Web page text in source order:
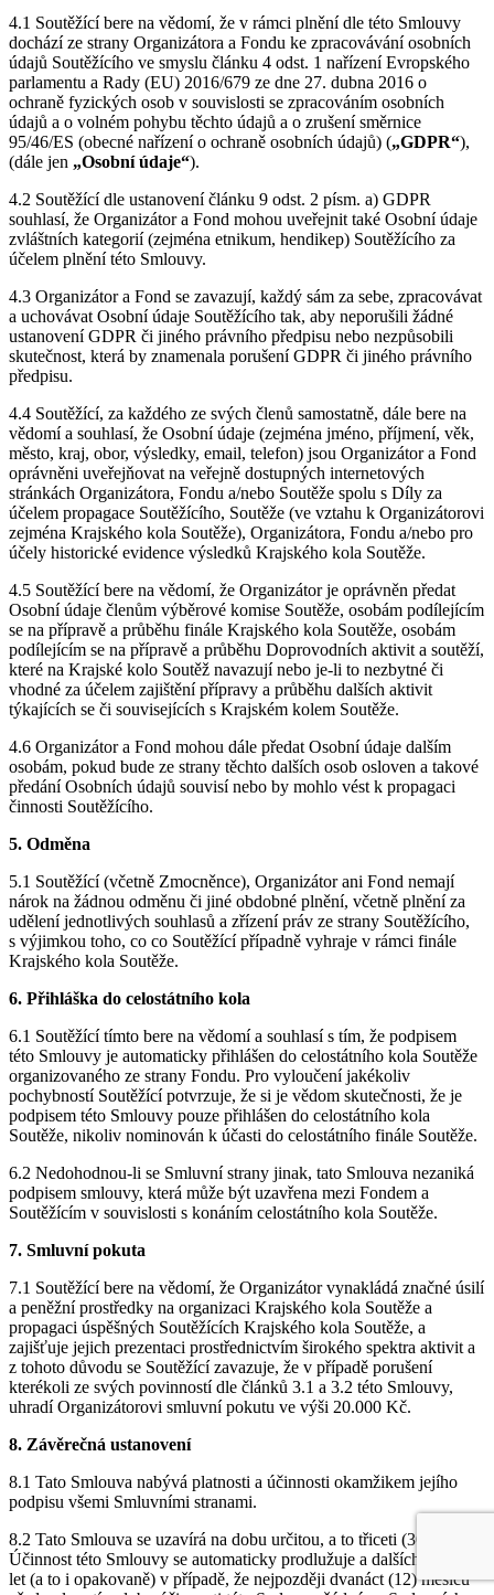
4.1 Soutěžící bere na vědomí, že v rámci plnění dle této Smlouvy
dochází ze strany Organizátora a Fondu ke zpracovávání osobních
údajů Soutěžícího ve smyslu článku 4 odst. 1 nařízení Evropského
parlamentu a Rady (EU) 2016/679 ze dne 27. dubna 2016 o
ochraně fyzických osob v souvislosti se zpracováním osobních
údajů a o volném pohybu těchto údajů a o zrušení směrnice
95/46/ES (obecné nařízení o ochraně osobních údajů) („GDPR“),
(dále jen „Osobní údaje“).
4.2 Soutěžící dle ustanovení článku 9 odst. 2 písm. a) GDPR
souhlasí, že Organizátor a Fond mohou uveřejnit také Osobní údaje
zvláštních kategorií (zejména etnikum, hendikep) Soutěžícího za
účelem plnění této Smlouvy.
4.3 Organizátor a Fond se zavazují, každý sám za sebe, zpracovávat
a uchovávat Osobní údaje Soutěžícího tak, aby neporušili žádné
ustanovení GDPR či jiného právního předpisu nebo nezpůsobili
skutečnost, která by znamenala porušení GDPR či jiného právního
předpisu.
4.4 Soutěžící, za každého ze svých členů samostatně, dále bere na
vědomí a souhlasí, že Osobní údaje (zejména jméno, příjmení, věk,
město, kraj, obor, výsledky, email, telefon) jsou Organizátor a Fond
oprávněni uveřejňovat na veřejně dostupných internetových
stránkách Organizátora, Fondu a/nebo Soutěže spolu s Díly za
účelem propagace Soutěžícího, Soutěže (ve vztahu k Organizátorovi
zejména Krajského kola Soutěže), Organizátora, Fondu a/nebo pro
účely historické evidence výsledků Krajského kola Soutěže.
4.5 Soutěžící bere na vědomí, že Organizátor je oprávněn předat
Osobní údaje členům výběrové komise Soutěže, osobám podílejícím
se na přípravě a průběhu finále Krajského kola Soutěže, osobám
podílejícím se na přípravě a průběhu Doprovodních aktivit a soutěží,
které na Krajské kolo Soutěž navazují nebo je-li to nezbytné či
vhodné za účelem zajištění přípravy a průběhu dalších aktivit
týkajících se či souvisejících s Krajském kolem Soutěže.
4.6 Organizátor a Fond mohou dále předat Osobní údaje dalším
osobám, pokud bude ze strany těchto dalších osob osloven a takové
předání Osobních údajů souvisí nebo by mohlo vést k propagaci
činnosti Soutěžícího.
5. Odměna
5.1 Soutěžící (včetně Zmocněnce), Organizátor ani Fond nemají
nárok na žádnou odměnu či jiné obdobné plnění, včetně plnění za
udělení jednotlivých souhlasů a zřízení práv ze strany Soutěžícího,
s výjimkou toho, co co Soutěžící případně vyhraje v rámci finále
Krajského kola Soutěže.
6. Přihláška do celostátního kola
6.1 Soutěžící tímto bere na vědomí a souhlasí s tím, že podpisem
této Smlouvy je automaticky přihlášen do celostátního kola Soutěže
organizovaného ze strany Fondu. Pro vyloučení jakékoliv
pochybností Soutěžící potvrzuje, že si je vědom skutečnosti, že je
podpisem této Smlouvy pouze přihlášen do celostátního kola
Soutěže, nikoliv nominován k účasti do celostátního finále Soutěže.
6.2 Nedohodnou-li se Smluvní strany jinak, tato Smlouva nezaniká
podpisem smlouvy, která může být uzavřena mezi Fondem a
Soutěžícím v souvislosti s konáním celostátního kola Soutěže.
7. Smluvní pokuta
7.1 Soutěžící bere na vědomí, že Organizátor vynakládá značné úsilí
a peněžní prostředky na organizaci Krajského kola Soutěže a
propagaci úspěšných Soutěžících Krajského kola Soutěže, a
zajišťuje jejich prezentaci prostřednictvím širokého spektra aktivit a
z tohoto důvodu se Soutěžící zavazuje, že v případě porušení
kterékoli ze svých povinností dle článků 3.1 a 3.2 této Smlouvy,
uhradí Organizátorovi smluvní pokutu ve výši 20.000 Kč.
8. Závěrečná ustanovení
8.1 Tato Smlouva nabývá platnosti a účinnosti okamžikem jejího
podpisu všemi Smluvními stranami.
8.2 Tato Smlouva se uzavírá na dobu určitou, a to třiceti (30) let.
Účinnost této Smlouvy se automaticky prodlužuje a dalších pět (5)
let (a to i opakovaně) v případě, že nejpozději dvanáct (12) měsíců